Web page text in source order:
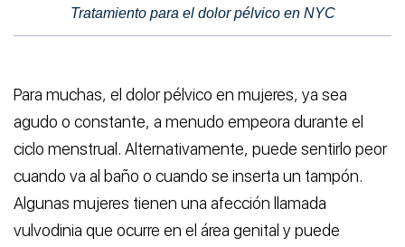
Tratamiento para el dolor pélvico en NYC
Para muchas, el dolor pélvico en mujeres, ya sea
agudo o constante, a menudo empeora durante el
ciclo menstrual. Alternativamente, puede sentirlo peor
cuando va al baño o cuando se inserta un tampón.
Algunas mujeres tienen una afección llamada
vulvodinia que ocurre en el área genital y puede